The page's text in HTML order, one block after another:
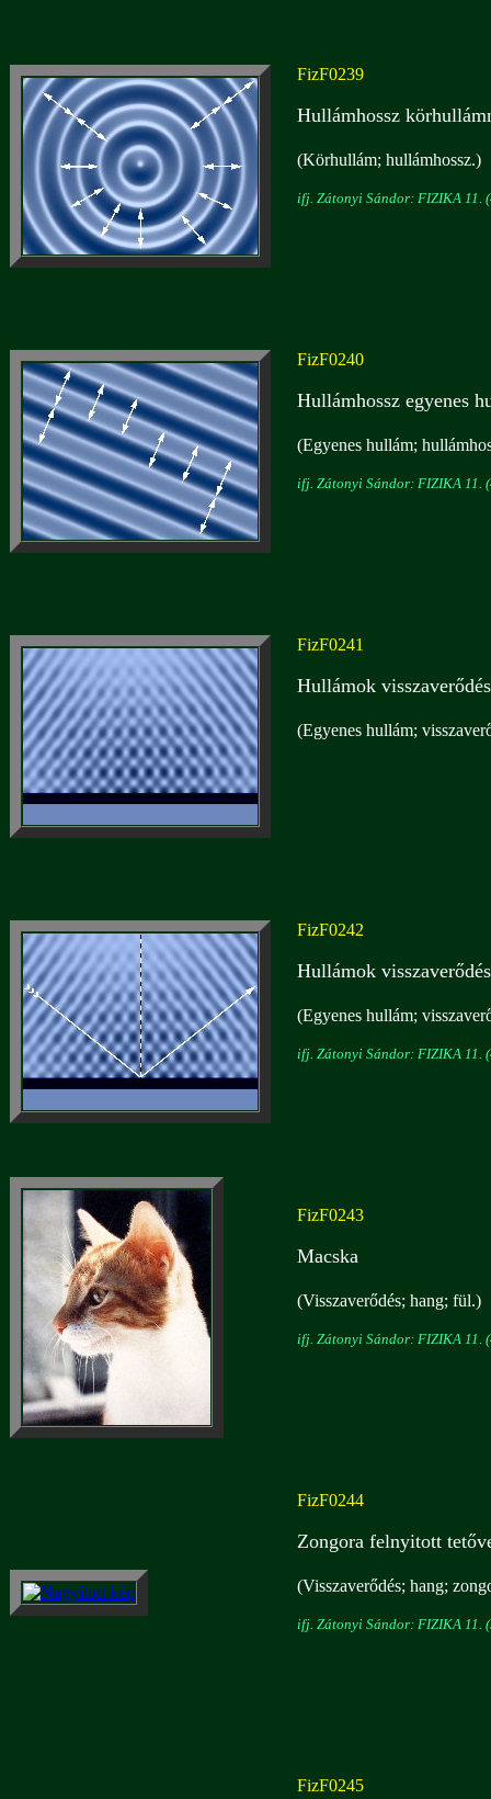
FizF0239
Hullámhossz
(Körhullám; hullámhossz.)
ifj. Zátonyi Sándor: FIZIKA 11.
FizF0240
Hullámhossz egyenes
(Egyenes hullám;
ifj. Zátonyi Sándor: FIZIKA 11.
FizF0241
Hullámok
(Egyenes hullám;
FizF0242
Hullámok
(Egyenes hullám;
ifj. Zátonyi Sándor: FIZIKA 11.
FizF0243
Macska
(Visszaverődés; hang; fül.)
ifj. Zátonyi Sándor: FIZIKA 11.
FizF0244
Zongora felnyitott
(Visszaverődés; hang;
ifj. Zátonyi Sándor: FIZIKA 11.
FizF0245